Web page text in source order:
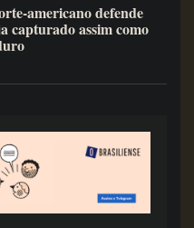
americano defende
capturado assim como